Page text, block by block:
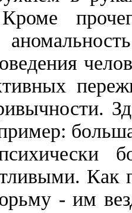
Кроме
Как
- им